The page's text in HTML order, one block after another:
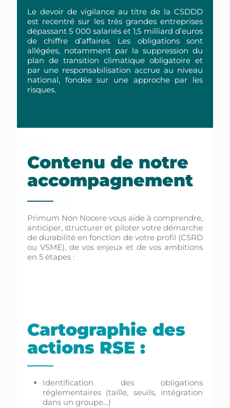
Le devoir de vigilance au titre de la CSDDD
est recentré sur les très grandes entreprises
dépassant 5 000 salariés et 1,5 milliard d’euros
de chiffre d’affaires. Les obligations sont
allégées, notamment par la suppression du
plan de transition climatique obligatoire et
par une responsabilisation accrue au niveau
national, fondée sur une approche par les
risques.
Contenu de notre
accompagnement
Primum Non Nocere vous aide à comprendre,
anticiper, structurer et piloter votre démarche
de durabilité en fonction de votre profil (CSRD
ou VSME), de vos enjeux et de vos ambitions
en 5 étapes :
Cartographie des
actions RSE :
Identification des obligations
réglementaires (taille, seuils, intégration
dans un groupe…)